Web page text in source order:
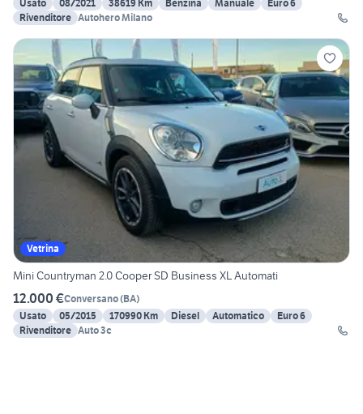
Usato
08/2021 38619 Km Benzina Manuale
Euro 6
Rivenditore Autohero Milano
Vetrina
Mini Countryman 2.0 Cooper SD Business XL Automati
12.000 €Conversano(BA)
Usato
05/2015 170990 Km Diesel Automatico
Euro 6
Rivenditore Auto 3c